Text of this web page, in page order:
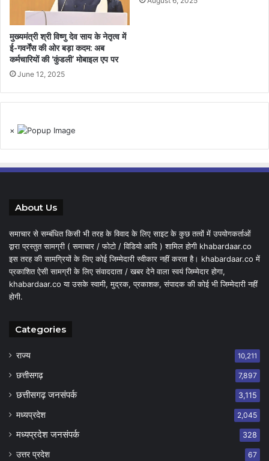
मुख्यमंत्री श्री विष्णु देव साय के नेतृत्व में
ई-गवर्नेंस की ओर बड़ा कदम: अब
कर्मचारियों की ‘कुंडली’ मोबाइल एप पर
June 12, 2025
×
About Us
समाचार से सम्बंधित किसी भी तरह के विवाद के लिए साइट के कुछ तत्वों में उपयोगकर्ताओं
द्वारा प्रस्तुत सामग्री ( समाचार / फोटो / विडियो आदि ) शामिल होगी khabardaar.co
इस तरह की सामग्रियों के लिए कोई जिम्मेदारी स्वीकार नहीं करता है। khabardaar.co में
प्रकाशित ऐसी सामग्री के लिए संवाददाता / खबर देने वाला स्वयं जिम्मेदार होगा,
khabardaar.co या उसके स्वामी, मुद्रक, प्रकाशक, संपादक की कोई भी जिम्मेदारी नहीं
होगी.
Categories
राज्य 10,211
छत्तीसगढ़ 7,897
छत्तीसगढ़ जनसंपर्क 3,115
मध्यप्रदेश 2,045
मध्यप्रदेश जनसंपर्क 328
उत्तर प्रदेश 67